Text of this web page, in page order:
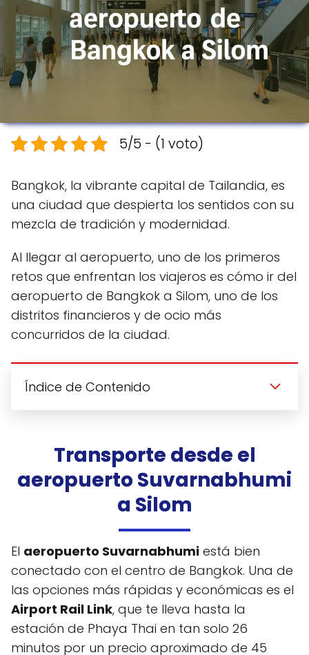
5/5 - (1 voto)
Bangkok, la vibrante capital de Tailandia, es
una ciudad que despierta los sentidos con su
mezcla de tradición y modernidad.
Al llegar al aeropuerto, uno de los primeros
retos que enfrentan los viajeros es cómo ir del
aeropuerto de Bangkok a Silom, uno de los
distritos financieros y de ocio más
concurridos de la ciudad.
Índice de Contenido
Transporte desde el
aeropuerto Suvarnabhumi
a Silom
El aeropuerto Suvarnabhumi está bien
conectado con el centro de Bangkok. Una de
las opciones más rápidas y económicas es el
Airport Rail Link, que te lleva hasta la
estación de Phaya Thai en tan solo 26
minutos por un precio aproximado de 45